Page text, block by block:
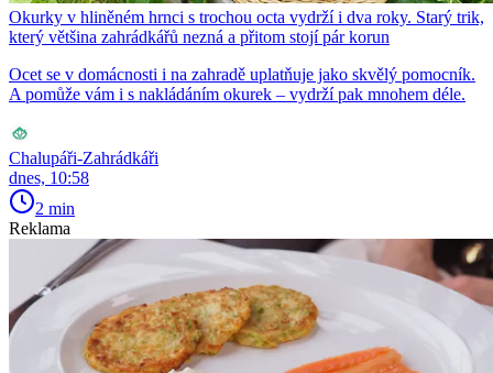
Okurky v hliněném hrnci s trochou octa vydrží i dva roky. Starý trik,
který většina zahrádkářů nezná a přitom stojí pár korun
Ocet se v domácnosti i na zahradě uplatňuje jako skvělý pomocník.
A pomůže vám i s nakládáním okurek – vydrží pak mnohem déle.
Chalupáři-Zahrádkáři
dnes, 10:58
2 min
Reklama